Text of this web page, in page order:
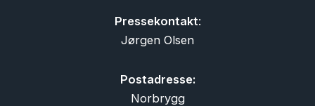
Pressekontakt:
Jørgen Olsen
Postadresse:
Norbrygg